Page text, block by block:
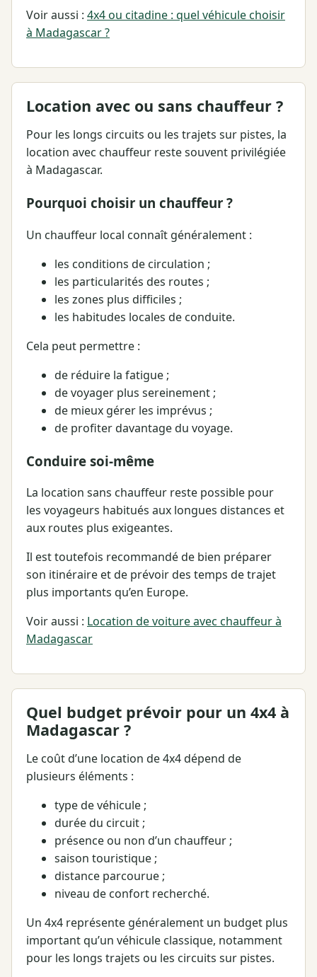
Voir aussi : 4x4 ou citadine : quel véhicule choisir
à Madagascar ?
Location avec ou sans chauffeur ?
Pour les longs circuits ou les trajets sur pistes, la
location avec chauffeur reste souvent privilégiée
à Madagascar.
Pourquoi choisir un chauffeur ?
Un chauffeur local connaît généralement :
les conditions de circulation ;
les particularités des routes ;
les zones plus difficiles ;
les habitudes locales de conduite.
Cela peut permettre :
de réduire la fatigue ;
de voyager plus sereinement ;
de mieux gérer les imprévus ;
de profiter davantage du voyage.
Conduire soi-même
La location sans chauffeur reste possible pour
les voyageurs habitués aux longues distances et
aux routes plus exigeantes.
Il est toutefois recommandé de bien préparer
son itinéraire et de prévoir des temps de trajet
plus importants qu’en Europe.
Voir aussi : Location de voiture avec chauffeur à
Madagascar
Quel budget prévoir pour un 4x4 à
Madagascar ?
Le coût d’une location de 4x4 dépend de
plusieurs éléments :
type de véhicule ;
durée du circuit ;
présence ou non d’un chauffeur ;
saison touristique ;
distance parcourue ;
niveau de confort recherché.
Un 4x4 représente généralement un budget plus
important qu’un véhicule classique, notamment
pour les longs trajets ou les circuits sur pistes.